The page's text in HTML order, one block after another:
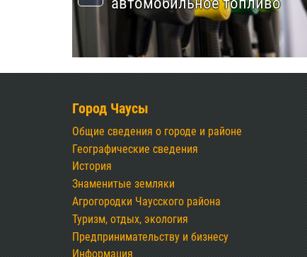
Город Чаусы
Общие сведения о городе и районе
Географические сведения
История
Знаменитые земляки
Агрогородки Чаусского района
Туризм, отдых, экология
Предпринимательству и бизнесу
Информация